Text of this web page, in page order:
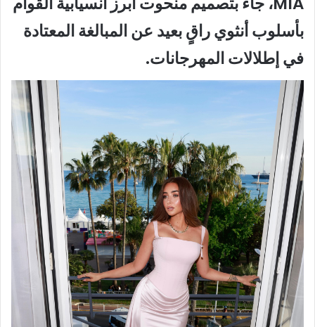
بأسلوب أنثوي راقٍ بعيد عن المبالغة المعتادة
في إطلالات المهرجانات.